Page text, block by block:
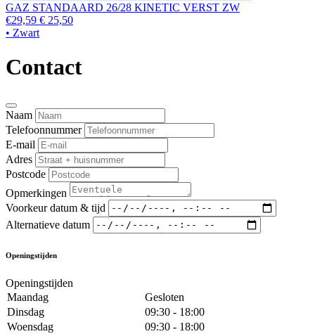
GAZ STANDAARD 26/28 KINETIC VERST ZW
€29,59 € 25,50
• Zwart
Contact
Naam
Telefoonnummer
E-mail
Adres
Postcode
Opmerkingen
Voorkeur datum & tijd
Alternatieve datum
Openingstijden
Openingstijden
Maandag
Gesloten
Dinsdag
09:30 - 18:00
Woensdag
09:30 - 18:00